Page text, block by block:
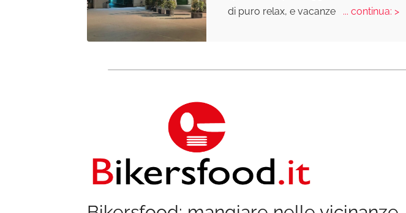
di puro relax, e vacanze
... continua: >